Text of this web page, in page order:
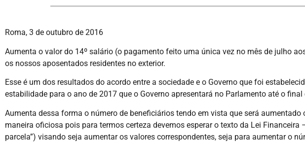
Roma, 3 de outubro de 2016
Aumenta o valor do 14º salário (o pagamento feito uma única vez no mês de julho
os nossos aposentados residentes no exterior.
Esse é um dos resultados do acordo entre a sociedade e o Governo que foi
estabilidade para o ano de 2017 que o Governo apresentará no Parlamento até o final
Aumenta dessa forma o número de beneficiários tendo em vista que será
maneira oficiosa pois para termos certeza devemos esperar o texto da Lei
parcela”) visando seja aumentar os valores correspondentes, seja para aumentar o